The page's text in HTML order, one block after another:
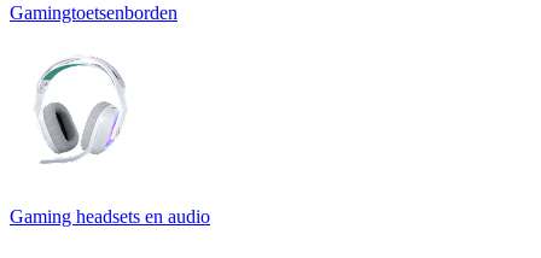
Gamingtoetsenborden
Gaming headsets en audio